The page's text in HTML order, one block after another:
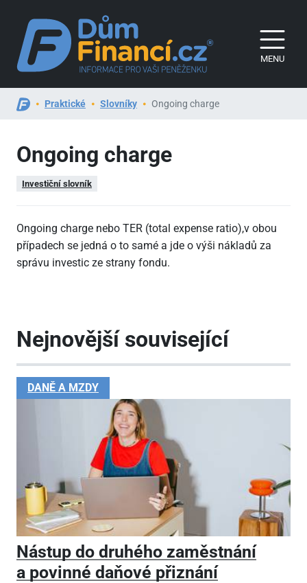
MENU
Praktické Slovníky Ongoing charge
Ongoing charge
Investiční slovník
Ongoing charge nebo TER (total expense ratio),v obou
případech se jedná o to samé a jde o výši nákladů za
správu investic ze strany fondu.
Nejnovější související
DANĚ A MZDY
Nástup do druhého zaměstnání
a povinné daňové přiznání